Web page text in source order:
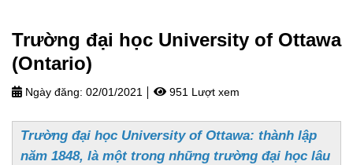
Trường đại học University of Ottawa
(Ontario)
Ngày đăng: 02/01/2021 951 Lượt xem
Trường đại học University of Ottawa: thành lập
năm 1848, là một trong những trường đại học lâu